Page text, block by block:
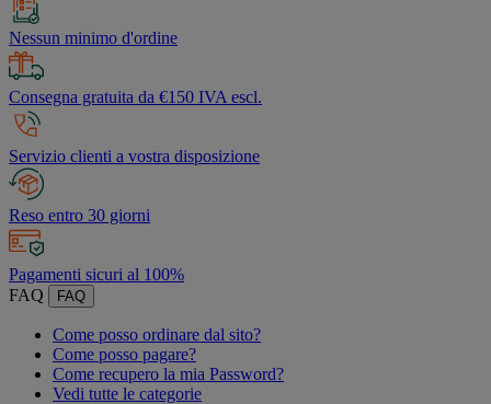
Nessun minimo d'ordine
Consegna gratuita da €150 IVA escl.
Servizio clienti a vostra disposizione
Reso entro 30 giorni
Pagamenti sicuri al 100%
FAQ
FAQ
Come posso ordinare dal sito?
Come posso pagare?
Come recupero la mia Password?
Vedi tutte le categorie